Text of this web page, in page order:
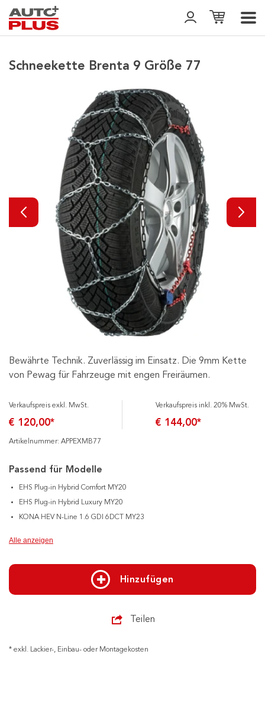
Schneekette Brenta 9 Größe 77
Bewährte Technik. Zuverlässig im Einsatz. Die 9mm Kette
von Pewag für Fahrzeuge mit engen Freiräumen.
Verkaufspreis exkl. MwSt.
€ 120,00*
Verkaufspreis inkl. 20% MwSt.
€ 144,00*
Artikelnummer: APPEXMB77
Passend für Modelle
EHS Plug-in Hybrid Comfort MY20
EHS Plug-in Hybrid Luxury MY20
KONA HEV N-Line 1.6 GDI 6DCT MY23
Alle anzeigen
Hinzufügen
Teilen
* exkl. Lackier-, Einbau- oder Montagekosten